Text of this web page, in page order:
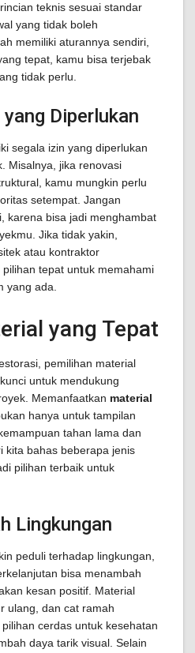
teknis sesuai standar
yang tidak boleh
memiliki aturannya sendiri,
tepat, kamu bisa terjebak
tidak perlu.
Diperlukan
segala izin yang diperlukan
Misalnya, jika renovasi
kamu mungkin perlu
setempat. Jangan
karena bisa jadi menghambat
Jika tidak yakin,
atau kontraktor
tepat untuk memahami
yang ada.
yang Tepat
pemilihan material
untuk mendukung
Memanfaatkan material
hanya untuk tampilan
tahan lama dan
kita bahas beberapa jenis
pilihan terbaik untuk
Lingkungan
peduli terhadap lingkungan,
bisa menambah
kesan positif. Material
ulang, dan cat ramah
cerdas untuk kesehatan
daya tarik visual. Selain